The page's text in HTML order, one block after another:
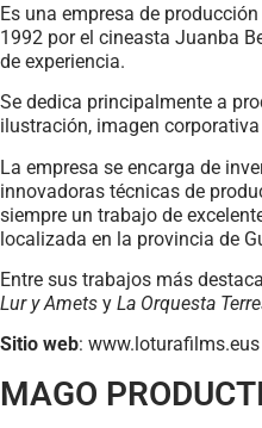
Es una empresa de
1992 por el cineasta Juanba
de experiencia.
Se dedica principalmente a
ilustración, imagen
La empresa se encarga de
innovadoras técnicas de
siempre un trabajo de
localizada en la provincia de
Entre sus trabajos más
Lur y Amets y La Orquesta
Sitio web: www.loturafilms.eus
MAGO